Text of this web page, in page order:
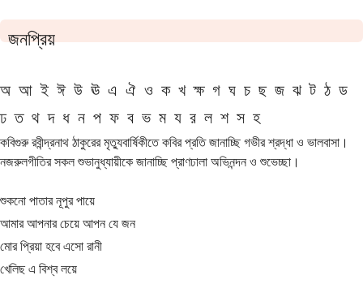
জনপ্রিয়
অ আ ই ঈ উ ঊ এ ঐ ও ক খ ক্ষ গ ঘ চ ছ জ ঝ ট ঠ ড
ঢ ত থ দ ধ ন প ফ ব ভ ম য র ল শ স হ
কবিগুরু রবীন্দ্রনাথ ঠাকুরের মৃত্যুবার্ষিকীতে কবির প্রতি জানাচ্ছি গভীর শ্রদ্ধা ও ভালবাসা।
নজরুলগীতির সকল শুভানুধ্যায়ীকে জানাচ্ছি প্রাণঢালা অভিনন্দন ও শুভেচ্ছা।
শুকনো পাতার নূপুর পায়ে
আমার আপনার চেয়ে আপন যে জন
মোর প্রিয়া হবে এসো রানী
খেলিছ এ বিশ্ব লয়ে